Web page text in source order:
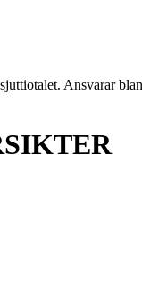
Ansvarar